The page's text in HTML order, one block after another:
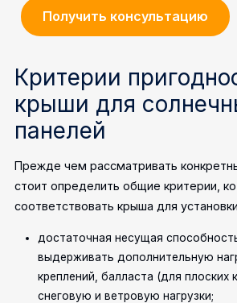
Получить консультацию
Критерии
крыши для
панелей
Прежде чем рассматривать
стоит определить общие критерии,
соответствовать крыша для
достаточная несущая
выдерживать дополнительную
креплений, балласта (для плоских
снеговую и ветровую нагрузки;